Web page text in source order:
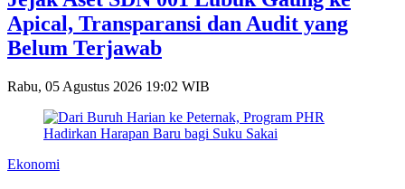
Apical, Transparansi dan Audit yang
Belum Terjawab
Rabu, 05 Agustus 2026 19:02 WIB
Ekonomi